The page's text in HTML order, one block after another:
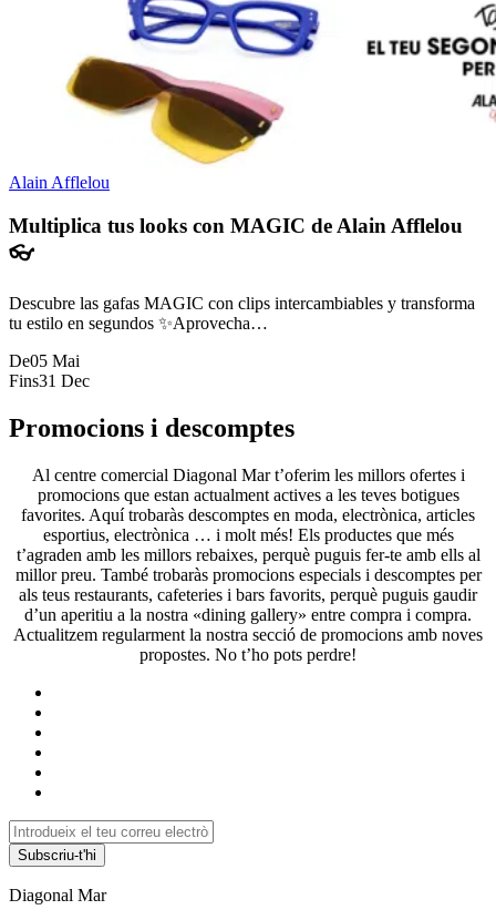
Alain Afflelou
Multiplica tus looks con MAGIC de Alain Afflelou
👓
Descubre las gafas MAGIC con clips intercambiables y transforma
tu estilo en segundos ✨Aprovecha…
De05 Mai
Fins31 Dec
Promocions i descomptes
Al centre comercial Diagonal Mar t’oferim les millors ofertes i
promocions que estan actualment actives a les teves botigues
favorites. Aquí trobaràs descomptes en moda, electrònica, articles
esportius, electrònica … i molt més! Els productes que més
t’agraden amb les millors rebaixes, perquè puguis fer-te amb ells al
millor preu. També trobaràs promocions especials i descomptes per
als teus restaurants, cafeteries i bars favorits, perquè puguis gaudir
d’un aperitiu a la nostra «dining gallery» entre compra i compra.
Actualitzem regularment la nostra secció de promocions amb noves
propostes. No t’ho pots perdre!
Subscriu-t'hi
Diagonal Mar